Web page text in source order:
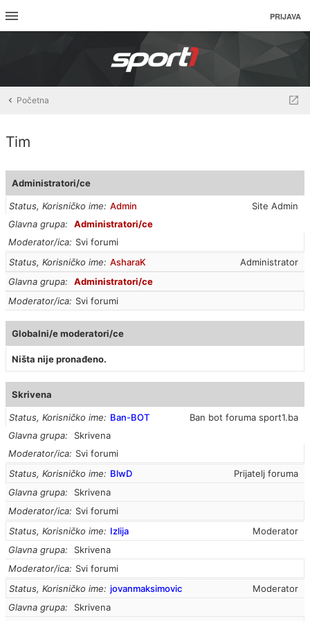
PRIJAVA
Početna
Tim
Administratori/ce
Status, Korisničko ime Site Admin
Admin
Glavna grupa
Administratori/ce
Moderator/ica
Svi forumi
Status, Korisničko ime
Administrator
AsharaK
Glavna grupa
Administratori/ce
Moderator/ica
Svi forumi
Globalni/e moderatori/ce
Ništa nije pronađeno.
Skrivena
Status, Korisničko ime Ban bot foruma sport1.ba
Ban-BOT
Glavna grupa
Skrivena
Moderator/ica
Svi forumi
Status, Korisničko ime
Prijatelj foruma
BlwD
Glavna grupa
Skrivena
Moderator/ica
Svi forumi
Status, Korisničko ime
Moderator
Izlija
Glavna grupa
Skrivena
Moderator/ica
Svi forumi
Status, Korisničko ime
Moderator
jovanmaksimovic
Glavna grupa
Skrivena